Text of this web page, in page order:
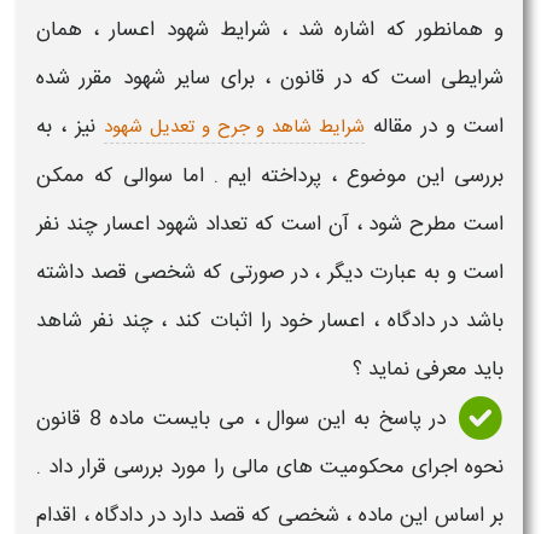
و همانطور که اشاره شد ، شرایط شهود اعسار ، همان
شرایطیاست که در قانون ، برای سایر شهود مقرر شده
است و در مقاله شرایط شاهد و جرح و تعدیل شهود نیز ، به
بررسی این موضوع ، پرداخته ایم . اما سوالی که ممکن
است مطرح شود ، آن است که تعداد شهود اعسار چند نفر
است و به عبارت دیگر ، در صورتی که شخصی قصد داشته
باشد در دادگاه ، اعسارخود را اثبات کند ، چند نفر شاهد
باید معرفی نماید ؟
در پاسخ به این سوال ، می بایست ماده 8 قانون
نحوه اجرای محکومیت های مالی را مورد بررسی قرار داد .
بر اساس این ماده ، شخصی که قصد دارد در دادگاه ، اقدام